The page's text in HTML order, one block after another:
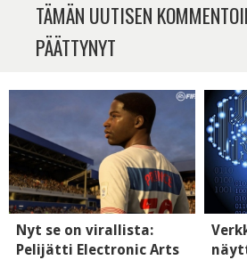
TÄMÄN UUTISEN
PÄÄTTYNYT
Nyt se on virallista:
Pelijätti Electronic Arts